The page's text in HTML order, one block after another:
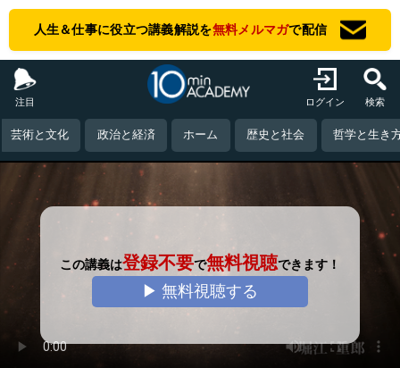
人生＆仕事に役立つ講義解説を無料メルマガで配信
注目 ログイン 検索
芸術と文化 政治と経済 ホーム 歴史と社会 哲学と生き
この講義は登録不要で無料視聴できます！
▶ 無料視聴する